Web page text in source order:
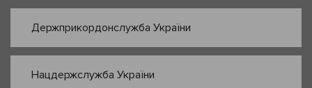
Держприкордонслужба України
Нацдержслужба України